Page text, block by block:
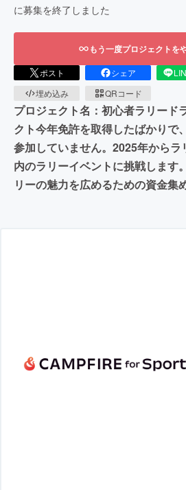
に募集を終了しました
もう一度プロジェクトを
ポスト シェア
埋め込み
QRコード
プロジェクト名：初心者ラリード
クト今年免許を取得したばかりで
参加していません。2025年からラ
内のラリーイベントに挑戦します
リーの魅力を広めるための資金集